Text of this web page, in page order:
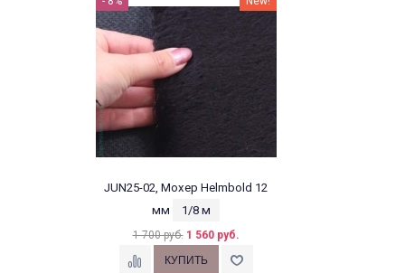
JUN25-02, Мохер Helmbold 12
мм
1/8 м
1 700 руб. 1 560 руб.